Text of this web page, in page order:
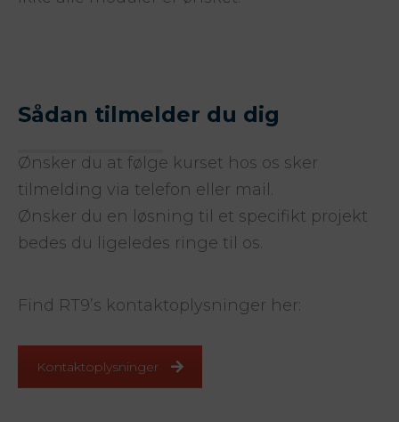
Sådan tilmelder du dig
Ønsker du at følge kurset hos os sker
tilmelding via telefon eller mail.
Ønsker du en løsning til et specifikt projekt
bedes du ligeledes ringe til os.
Find RT9’s kontaktoplysninger her:
Kontaktoplysninger